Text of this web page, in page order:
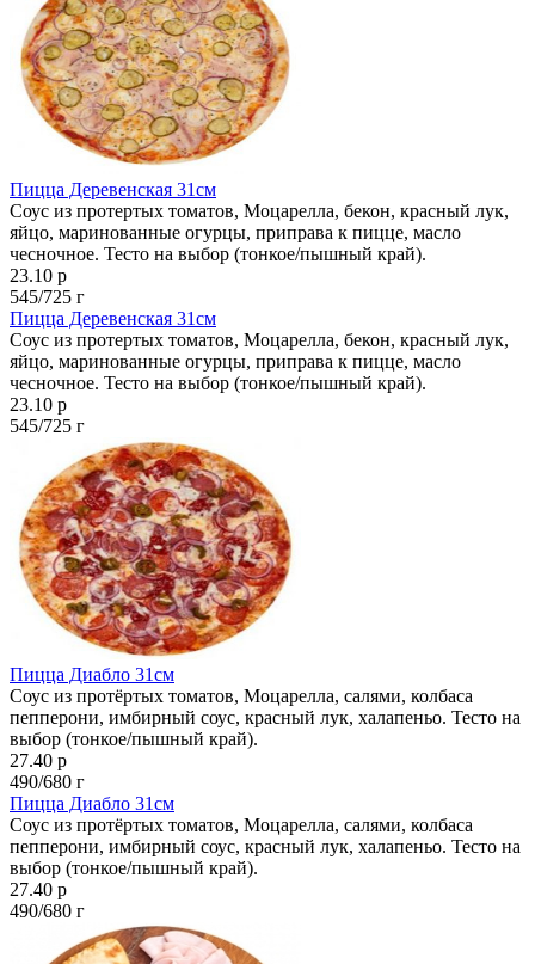
Пицца Деревенская 31см
Соус из протертых томатов, Моцарелла, бекон, красный лук,
яйцо, маринованные огурцы, приправа к пицце, масло
чесночное. Тесто на выбор (тонкое/пышный край).
23.10 р
545/725 г
Пицца Деревенская 31см
Соус из протертых томатов, Моцарелла, бекон, красный лук,
яйцо, маринованные огурцы, приправа к пицце, масло
чесночное. Тесто на выбор (тонкое/пышный край).
23.10 р
545/725 г
Пицца Диабло 31см
Соус из протёртых томатов, Моцарелла, салями, колбаса
пепперони, имбирный соус, красный лук, халапеньо. Тесто на
выбор (тонкое/пышный край).
27.40 р
490/680 г
Пицца Диабло 31см
Соус из протёртых томатов, Моцарелла, салями, колбаса
пепперони, имбирный соус, красный лук, халапеньо. Тесто на
выбор (тонкое/пышный край).
27.40 р
490/680 г